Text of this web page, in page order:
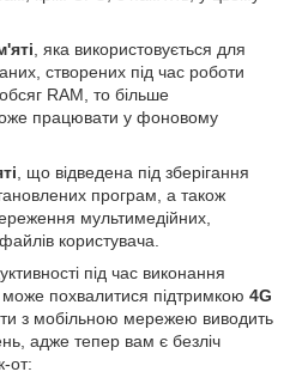
, яка використовується для
створених під час роботи
RAM, то більше
працювати у фоновому
, що відведена під зберігання
програм, а також
мультимедійних,
користувача.
під час виконання
може похвалитися підтримкою 4G
з мобільною мережею виводить
адже тепер вам є безліч
от: